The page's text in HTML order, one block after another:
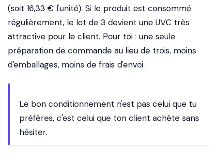
(soit 16,33 € l'unité). Si le produit est consommé
régulièrement, le lot de 3 devient une UVC très
attractive pour le client. Pour toi : une seule
préparation de commande au lieu de trois, moins
d'emballages, moins de frais d'envoi.
Le bon conditionnement n'est pas celui que tu
préfères, c'est celui que ton client achète sans
hésiter.